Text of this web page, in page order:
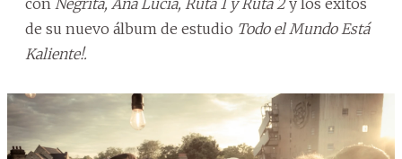
de su nuevo álbum de estudio Todo el Mundo Está
Kaliente!.